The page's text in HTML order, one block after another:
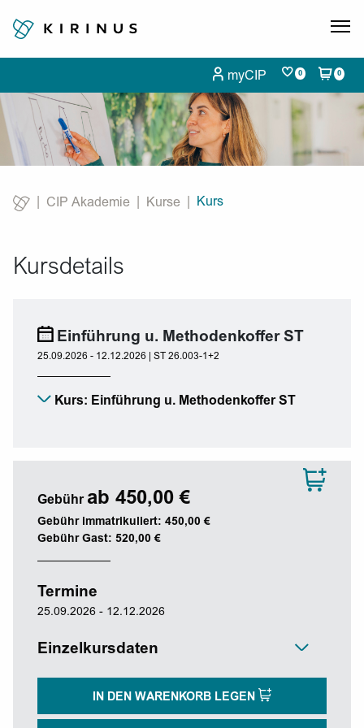
myCIP 0 0
CIP Akademie Kurse
Current:
Kurs
Kursdetails
Einführung u. Methodenkoffer ST
25.09.2026 - 12.12.2026 | ST 26.003-1+2
Kurs: Einführung u. Methodenkoffer ST
Gebühr ab 450,00 €
Gebühr immatrikuliert: 450,00 €
Gebühr Gast: 520,00 €
Termine
25.09.2026 - 12.12.2026
Einzelkursdaten
IN DEN WARENKORB LEGEN